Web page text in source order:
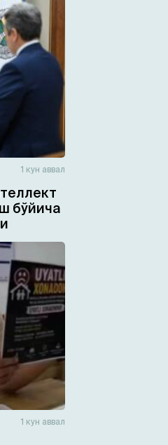
1 кун аввал
бўйича
1 кун аввал